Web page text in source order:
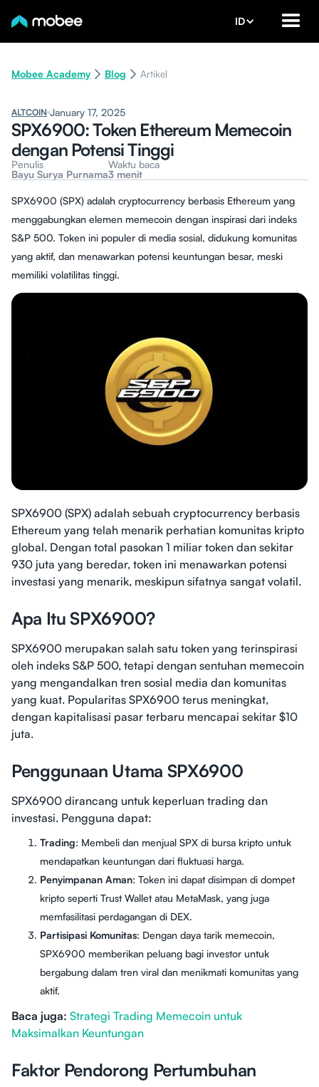
ID
Mobee Academy Blog Artikel
ALTCOIN January 17, 2025
SPX6900: Token Ethereum Memecoin
dengan Potensi Tinggi
Penulis
Bayu Surya Purnama
Waktu baca
3 menit
SPX6900 (SPX) adalah cryptocurrency berbasis Ethereum yang
menggabungkan elemen memecoin dengan inspirasi dari indeks
S&P 500. Token ini populer di media sosial, didukung komunitas
yang aktif, dan menawarkan potensi keuntungan besar, meski
memiliki volatilitas tinggi.
SPX6900 (SPX) adalah sebuah cryptocurrency berbasis
Ethereum yang telah menarik perhatian komunitas kripto
global. Dengan total pasokan 1 miliar token dan sekitar
930 juta yang beredar, token ini menawarkan potensi
investasi yang menarik, meskipun sifatnya sangat volatil.
Apa Itu SPX6900?
SPX6900 merupakan salah satu token yang terinspirasi
oleh indeks S&P 500, tetapi dengan sentuhan memecoin
yang mengandalkan tren sosial media dan komunitas
yang kuat. Popularitas SPX6900 terus meningkat,
dengan kapitalisasi pasar terbaru mencapai sekitar $10
juta.
Penggunaan Utama SPX6900
SPX6900 dirancang untuk keperluan trading dan
investasi. Pengguna dapat:
Trading: Membeli dan menjual SPX di bursa kripto untuk
mendapatkan keuntungan dari fluktuasi harga.
Penyimpanan Aman: Token ini dapat disimpan di dompet
kripto seperti Trust Wallet atau MetaMask, yang juga
memfasilitasi perdagangan di DEX.
Partisipasi Komunitas: Dengan daya tarik memecoin,
SPX6900 memberikan peluang bagi investor untuk
bergabung dalam tren viral dan menikmati komunitas yang
aktif.
Baca juga: Strategi Trading Memecoin untuk
Maksimalkan Keuntungan
Faktor Pendorong Pertumbuhan